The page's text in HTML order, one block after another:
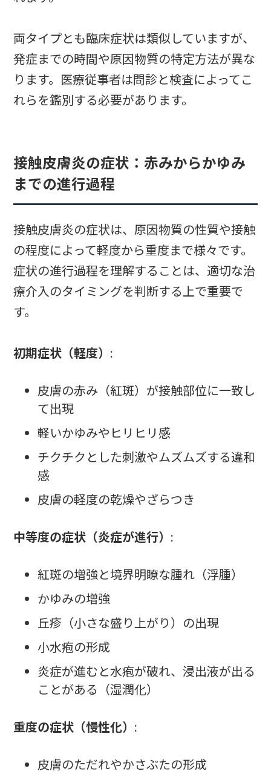
両タイプとも臨床症状は類似していますが、
発症までの時間や原因物質の特定方法が異な
ります。医療従事者は問診と検査によってこ
れらを鑑別する必要があります。
接触皮膚炎の症状：赤みからかゆみ
までの進行過程
接触皮膚炎の症状は、原因物質の性質や接触
の程度によって軽度から重度まで様々です。
症状の進行過程を理解することは、適切な治
療介入のタイミングを判断する上で重要で
す。
初期症状（軽度） :
皮膚の赤み（紅斑）が接触部位に一致し
て出現
軽いかゆみやヒリヒリ感
チクチクとした刺激やムズムズする違和
感
皮膚の軽度の乾燥やざらつき
中等度の症状（炎症が進行） :
紅斑の増強と境界明瞭な腫れ（浮腫）
かゆみの増強
丘疹（小さな盛り上がり）の出現
小水疱の形成
炎症が進むと水疱が破れ、浸出液が出る
ことがある（湿潤化）
重度の症状（慢性化） :
皮膚のただれやかさぶたの形成